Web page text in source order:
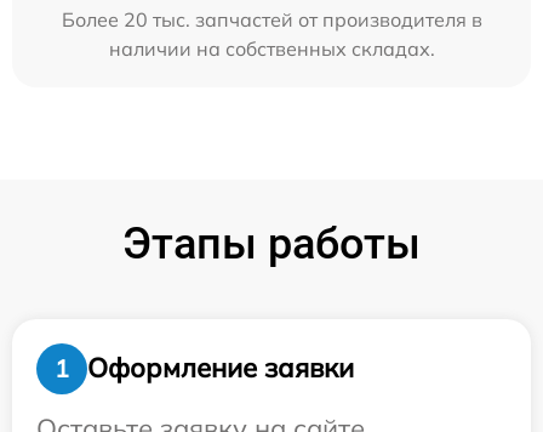
Более 20 тыс. запчастей от производителя в
наличии на собственных складах.
Этапы работы
1
Оформление заявки